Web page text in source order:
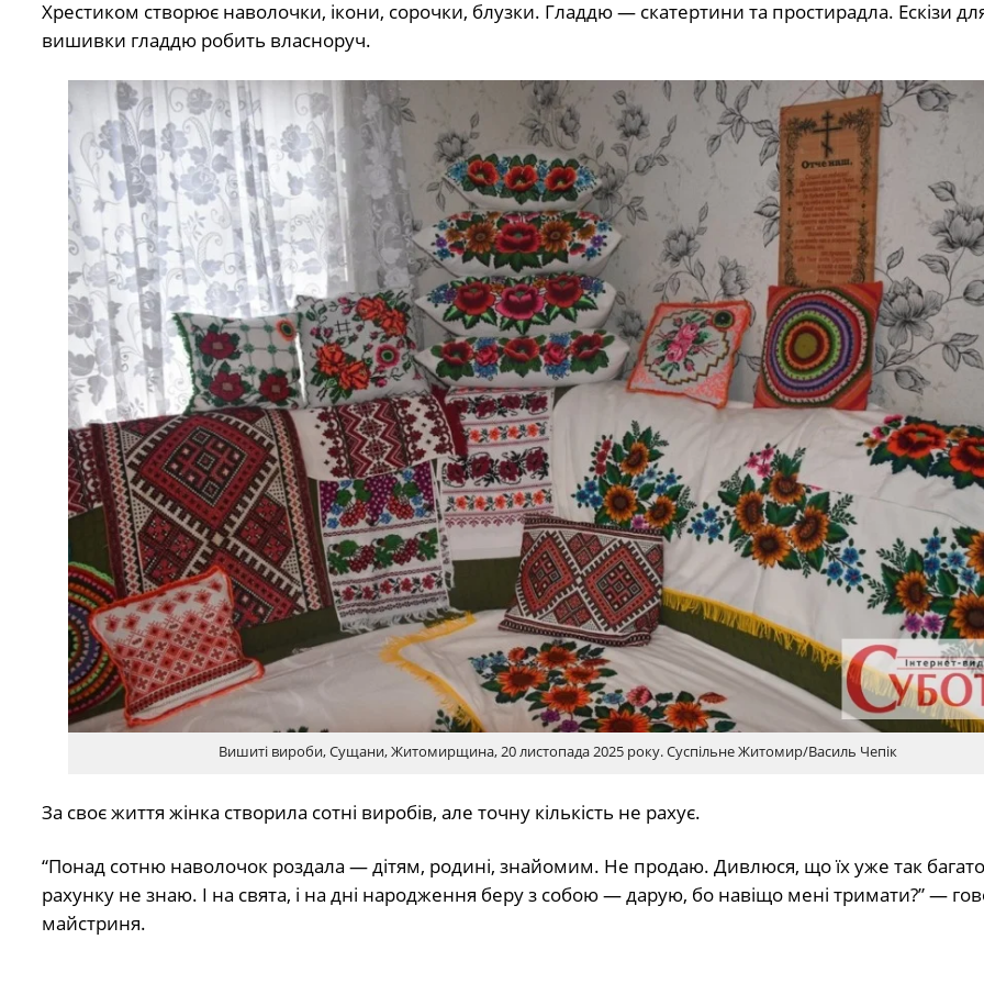
Хрестиком створює наволочки, ікони, сорочки, блузки. Гладдю — скатертини та простирадла. Ескізи
вишивки гладдю робить власноруч.
Вишиті вироби, Сущани, Житомирщина, 20 листопада 2025 року. Суспільне Житомир/Василь Чепік
За своє життя жінка створила сотні виробів, але точну кількість не рахує.
“Понад сотню наволочок роздала — дітям, родині, знайомим. Не продаю. Дивлюся, що їх уже так
рахунку не знаю. І на свята, і на дні народження беру з собою — дарую, бо навіщо мені тримати?” —
майстриня.